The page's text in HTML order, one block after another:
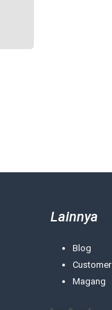
Lainnya
Blog
Customer
Magang